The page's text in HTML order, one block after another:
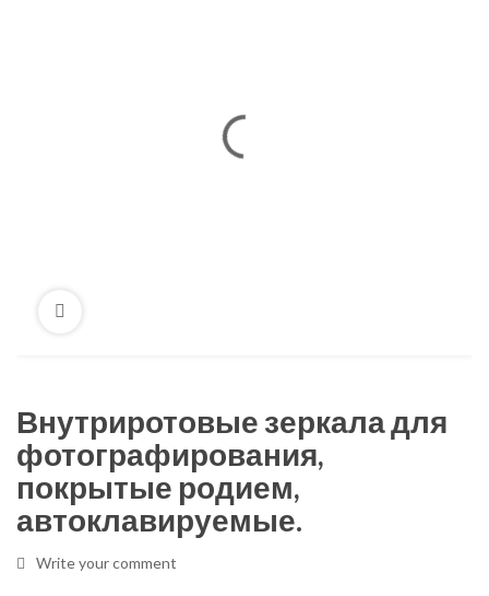
Внутриротовые зеркала для
фотографирования,
покрытые родием,
автоклавируемые.
Write your comment